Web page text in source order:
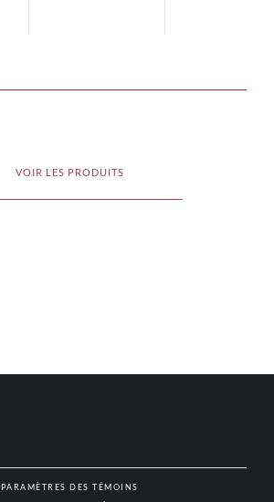
VOIR LES PRODUITS
PARAMÈTRES DES TÉMOINS